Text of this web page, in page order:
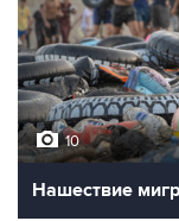
10
Нашествие